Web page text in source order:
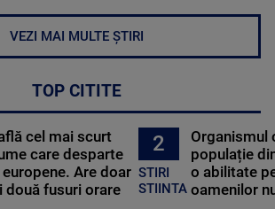
VEZI MAI MULTE ȘTIRI
TOP CITITE
cel mai scurt
care desparte
Are doar
două fusuri orare
2
STIRI
STIINTA
Organismul
populație
o abilitate
oamenilor